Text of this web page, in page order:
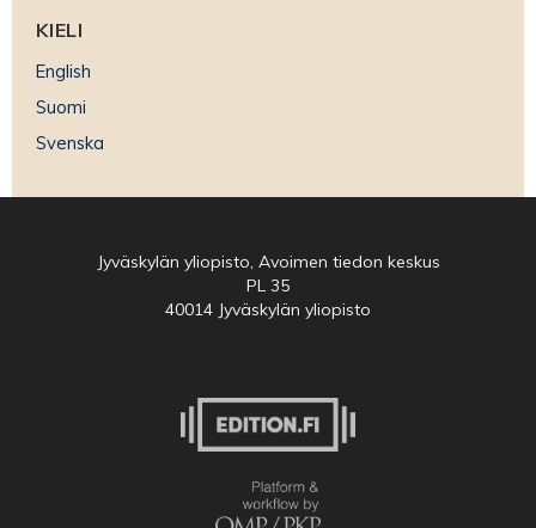
KIELI
English
Suomi
Svenska
Jyväskylän yliopisto, Avoimen tiedon keskus
PL 35
40014 Jyväskylän yliopisto